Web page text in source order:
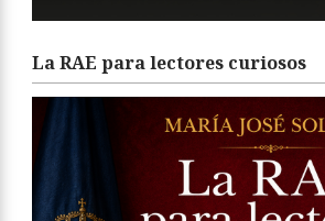
La RAE para lectores curiosos